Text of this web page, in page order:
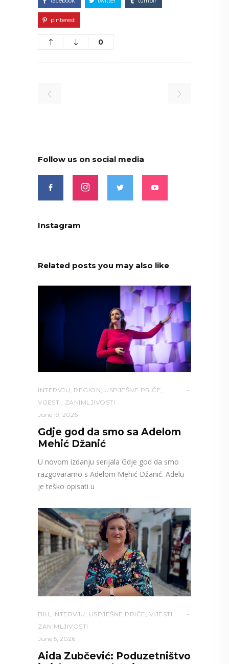
pinterest
0
Follow us on social media
Instagram
Related posts you may also like
INTERVJU REGION USPJEŠNE PRIČE
VIJESTI
ZANIMLJIVOSTI
June 19, 2026
Gdje god da smo sa Adelom
Mehić Džanić
U novom izdanju serijala Gdje god da smo
razgovaramo s Adelom Mehić Džanić. Adelu
je teško opisati u
BIH , INTERVJU , USPJEŠNE PRIČE , VIJESTI,
ZANIMLJIVOSTI
June 5, 2026
Aida Zubčević: Poduzetništvo